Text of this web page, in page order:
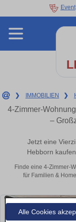
Alle Cookies
Event
❯ IMMOBILIEN ❯
4-Zimmer-
–
Jetzt eine
Hebborn
Finde eine 4-Zimmer-
für Familien &